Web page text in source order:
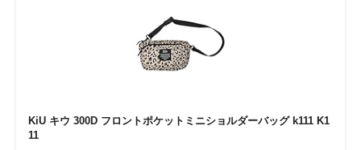
KiU キウ 300D フロントポケットミニショルダーバッグ k111 K1
11